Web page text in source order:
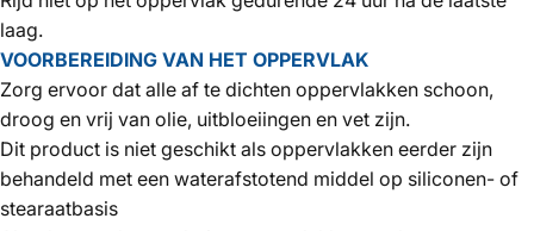
laag.
VOORBEREIDING VAN HET OPPERVLAK
Zorg ervoor dat alle af te dichten oppervlakken schoon,
droog en vrij van olie, uitbloeiingen en vet zijn.
Dit product is niet geschikt als oppervlakken eerder zijn
behandeld met een waterafstotend middel op siliconen- of
stearaatbasis